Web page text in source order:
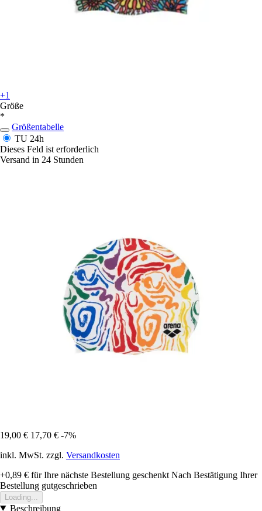
+1
Größe
*
Größentabelle
TU 24h
Dieses Feld ist erforderlich
Versand in 24 Stunden
19,00 € 17,70 € -7%
inkl. MwSt. zzgl. Versandkosten
+0,89 € für Ihre nächste Bestellung geschenkt Nach Bestätigung Ihrer
Bestellung gutgeschrieben
Loading...
Beschreibung